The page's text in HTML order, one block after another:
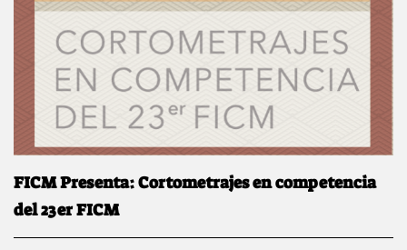
FICM Presenta: Cortometrajes en competencia
del 23er FICM